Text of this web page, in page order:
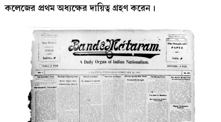
কলেজের প্রথম অধ্যক্ষের দায়িত্ব গ্রহণ করেন।